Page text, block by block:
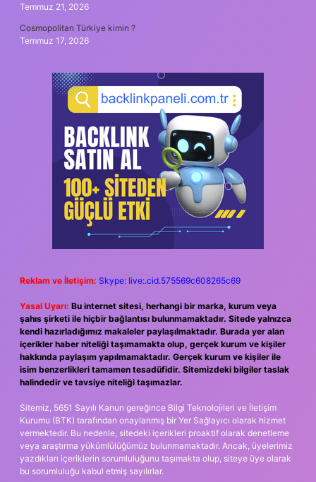
Temmuz 21, 2026
Cosmopolitan Türkiye kimin ?
Temmuz 17, 2026
Reklam ve İletişim: Skype: live:.cid.575569c608265c69
Yasal Uyarı: Bu internet sitesi, herhangi bir marka, kurum veya
şahıs şirketi ile hiçbir bağlantısı bulunmamaktadır. Sitede yalnızca
kendi hazırladığımız makaleler paylaşılmaktadır. Burada yer alan
içerikler haber niteliği taşımamakta olup, gerçek kurum ve kişiler
hakkında paylaşım yapılmamaktadır. Gerçek kurum ve kişiler ile
isim benzerlikleri tamamen tesadüfidir. Sitemizdeki bilgiler taslak
halindedir ve tavsiye niteliği taşımazlar.
Sitemiz, 5651 Sayılı Kanun gereğince Bilgi Teknolojileri ve İletişim
Kurumu (BTK) tarafından onaylanmış bir Yer Sağlayıcı olarak hizmet
vermektedir. Bu nedenle, sitedeki içerikleri proaktif olarak denetleme
veya araştırma yükümlülüğümüz bulunmamaktadır. Ancak, üyelerimiz
yazdıkları içeriklerin sorumluluğunu taşımakta olup, siteye üye olarak
bu sorumluluğu kabul etmiş sayılırlar.